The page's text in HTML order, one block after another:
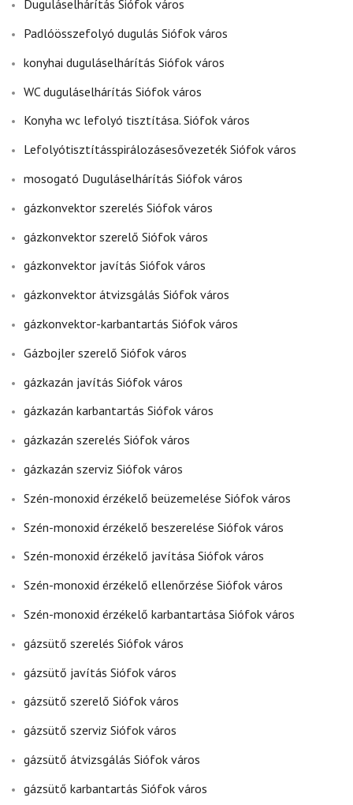
Duguláselhárítás Siófok város
Padlóösszefolyó dugulás Siófok város
konyhai duguláselhárítás Siófok város
WC duguláselhárítás Siófok város
Konyha wc lefolyó tisztítása. Siófok város
Lefolyótisztításspirálozásesővezeték Siófok város
mosogató Duguláselhárítás Siófok város
gázkonvektor szerelés Siófok város
gázkonvektor szerelő Siófok város
gázkonvektor javítás Siófok város
gázkonvektor átvizsgálás Siófok város
gázkonvektor-karbantartás Siófok város
Gázbojler szerelő Siófok város
gázkazán javítás Siófok város
gázkazán karbantartás Siófok város
gázkazán szerelés Siófok város
gázkazán szerviz Siófok város
Szén-monoxid érzékelő beüzemelése Siófok város
Szén-monoxid érzékelő beszerelése Siófok város
Szén-monoxid érzékelő javítása Siófok város
Szén-monoxid érzékelő ellenőrzése Siófok város
Szén-monoxid érzékelő karbantartása Siófok város
gázsütő szerelés Siófok város
gázsütő javítás Siófok város
gázsütő szerelő Siófok város
gázsütő szerviz Siófok város
gázsütő átvizsgálás Siófok város
gázsütő karbantartás Siófok város